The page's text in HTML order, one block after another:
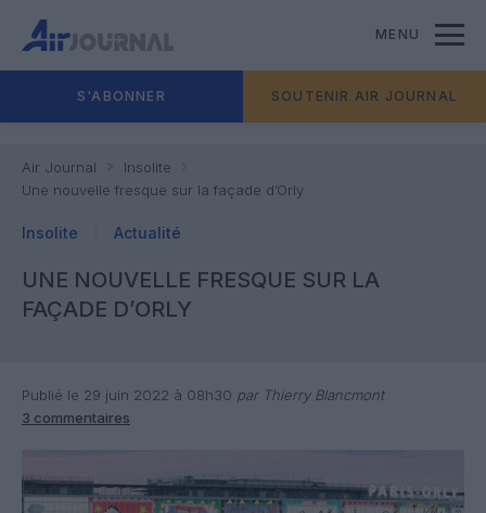
MENU
S'ABONNER SOUTENIR AIR JOURNAL
Air Journal
Insolite
Une nouvelle fresque sur la façade d’Orly
Insolite Actualité
UNE NOUVELLE FRESQUE SUR LA
FAÇADE D’ORLY
Publié le 29 juin 2022 à 08h30 par Thierry Blancmont
3 commentaires